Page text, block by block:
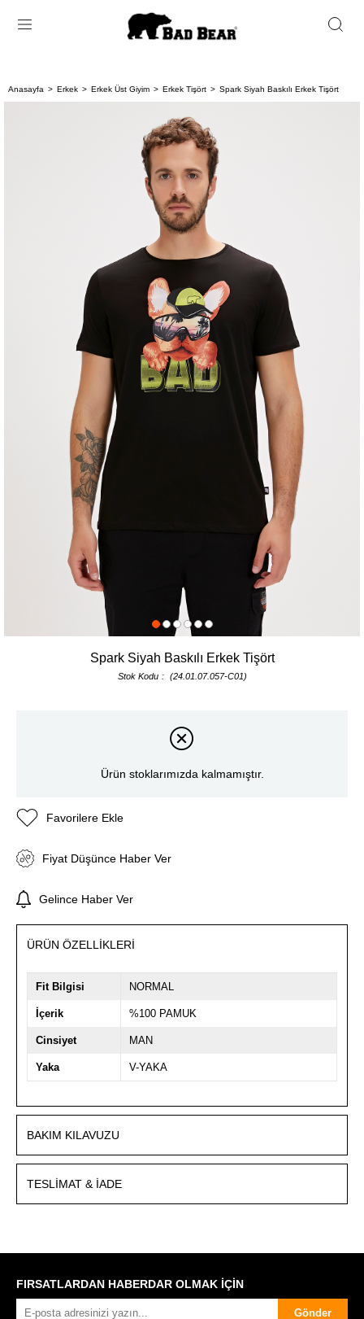
Anasayfa Erkek Erkek Üst Giyim Erkek Tişört Spark Siyah Baskılı Erkek Tişört
Spark Siyah Baskılı Erkek Tişört
Stok Kodu (24.01.07.057-C01)
Ürün stoklarımızda kalmamıştır.
Favorilere Ekle
Fiyat Düşünce Haber Ver
Gelince Haber Ver
ÜRÜN ÖZELLIKLERI
Fit Bilgisi NORMAL
İçerik %100 PAMUK
Cinsiyet MAN
Yaka V-YAKA
BAKIM KILAVUZU
TESLIMAT & İADE
FIRSATLARDAN HABERDAR OLMAK İÇİN
Gönder